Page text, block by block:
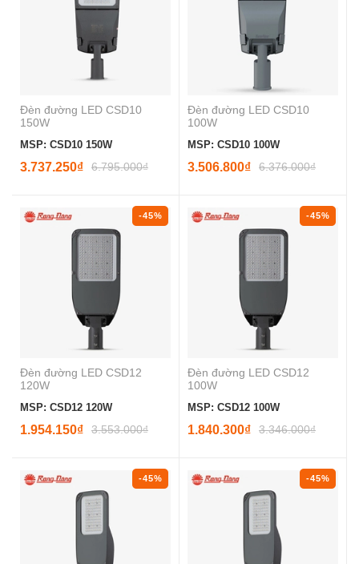
Đèn đường LED CSD10
150W
MSP: CSD10 150W
3.737.250₫ 6.795.000₫
Đèn đường LED CSD10
100W
MSP: CSD10 100W
3.506.800₫ 6.376.000₫
-45%
Đèn đường LED CSD12
120W
MSP: CSD12 120W
1.954.150₫ 3.553.000₫
-45%
Đèn đường LED CSD12
100W
MSP: CSD12 100W
1.840.300₫ 3.346.000₫
-45% -45%